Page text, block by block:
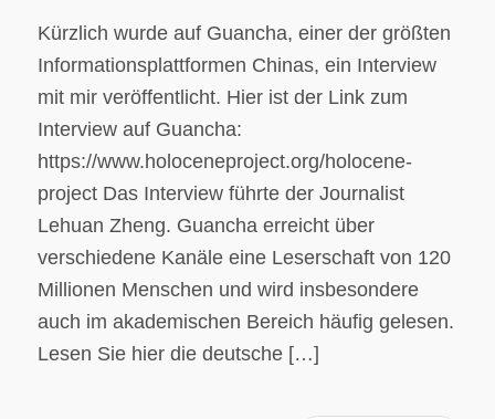
Kürzlich wurde auf Guancha, einer der größten
Informationsplattformen Chinas, ein Interview
mit mir veröffentlicht. Hier ist der Link zum
Interview auf Guancha:
https://www.holoceneproject.org/holocene-
project Das Interview führte der Journalist
Lehuan Zheng. Guancha erreicht über
verschiedene Kanäle eine Leserschaft von 120
Millionen Menschen und wird insbesondere
auch im akademischen Bereich häufig gelesen.
Lesen Sie hier die deutsche […]